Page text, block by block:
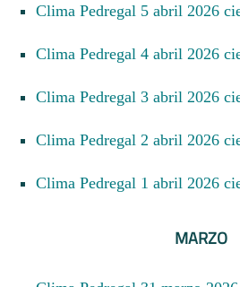
Clima Pedregal 5 abril 2026
Clima Pedregal 4 abril 2026
Clima Pedregal 3 abril 2026
Clima Pedregal 2 abril 2026
Clima Pedregal 1 abril 2026
MARZO